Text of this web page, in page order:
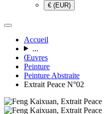
€ (EUR)
Accueil
...
Œuvres
Peinture
Peinture Abstraite
Extrait Peace N°02